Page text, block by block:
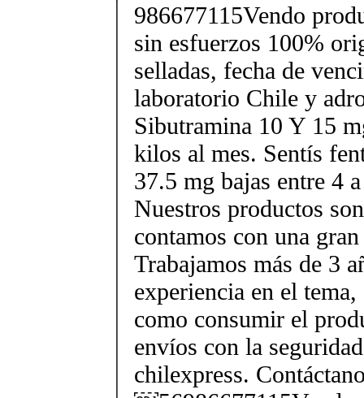
986677115Vendo
sin esfuerzos 100%
selladas, fecha de
laboratorio Chile y
Sibutramina 10 Y 15
kilos al mes. Sentís
37.5 mg bajas entre 4
Nuestros productos
contamos con una
Trabajamos más de 3
experiencia en el
como consumir el
envíos con la
chilexpress.